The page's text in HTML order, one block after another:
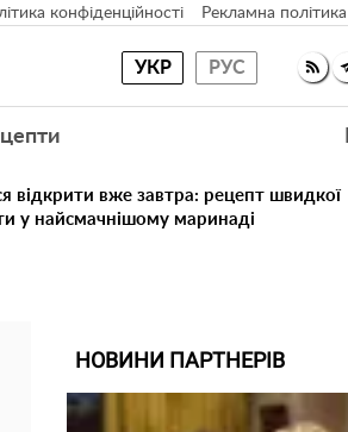
конфіденційності Рекламна політика
УКР РУС
відкрити вже завтра: рецепт швидкої
у найсмачнішому маринаді
НОВИНИ ПАРТНЕРІВ